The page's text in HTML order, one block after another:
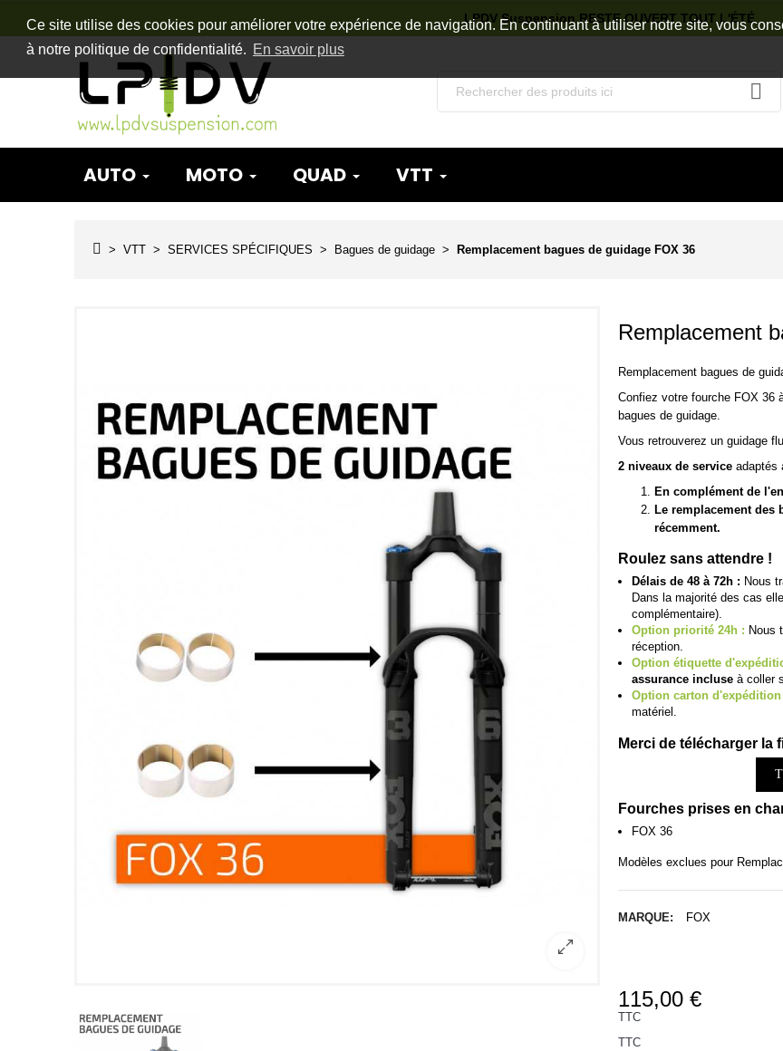
Ce site utilise des cookies pour améliorer votre expérience de navigation. En continuant à utiliser notre site, vous
à notre politique de confidentialité. En savoir plus
LPDV Suspension RESTE OUVERT TOUT L'ÉTÉ
AUTO MOTO QUAD VTT
VTT SERVICES SPÉCIFIQUES Bagues de guidage Remplacement bagues de guidage FOX 36
Remplacement
Remplacement bagues de
Confiez votre fourche FOX 36
bagues de guidage.
Vous retrouverez un guidage
2 niveaux de service adaptés
En complément de
Le remplacement des
récemment.
Roulez sans attendre !
Délais de 48 à 72h : Nous
Dans la majorité des cas
complémentaire).
Option priorité 24h : Nous
réception.
Option étiquette
assurance incluse à coller
Option carton d'expédition
matériel.
Merci de télécharger la
Fourches prises en
FOX 36
Modèles exclues pour
MARQUE: FOX
115,00 €
TTC
TTC